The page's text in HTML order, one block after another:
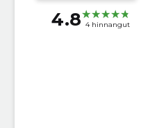
4.8 4 hinnangut